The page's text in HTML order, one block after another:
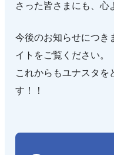
さった皆さまにも、心
今後のお知らせにつき
イトをご覧ください。
これからもユナスタを
す！！